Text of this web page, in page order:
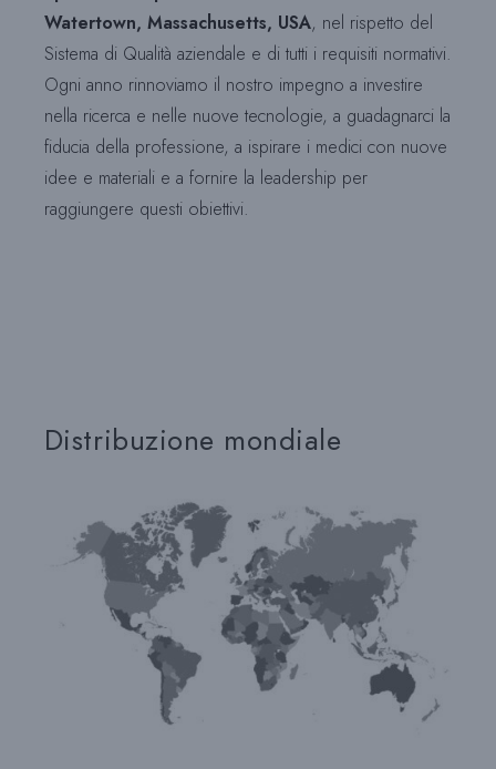
Watertown, Massachusetts, USA, nel rispetto del
Sistema di Qualità aziendale e di tutti i requisiti normativi.
Ogni anno rinnoviamo il nostro impegno a investire
nella ricerca e nelle nuove tecnologie, a guadagnarci la
fiducia della professione, a ispirare i medici con nuove
idee e materiali e a fornire la leadership per
raggiungere questi obiettivi.
Distribuzione mondiale